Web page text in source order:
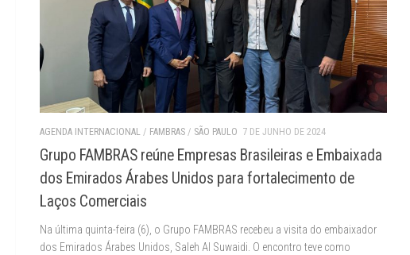
AGENDA INTERNACIONAL / FAMBRAS / SÃO PAULO 7 DE JUNHO DE 2024
Grupo FAMBRAS reúne Empresas Brasileiras e Embaixada
dos Emirados Árabes Unidos para fortalecimento de
Laços Comerciais
Na última quinta-feira (6), o Grupo FAMBRAS recebeu a visita do embaixador
dos Emirados Árabes Unidos, Saleh Al Suwaidi. O encontro teve como